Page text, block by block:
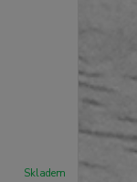
Skladem